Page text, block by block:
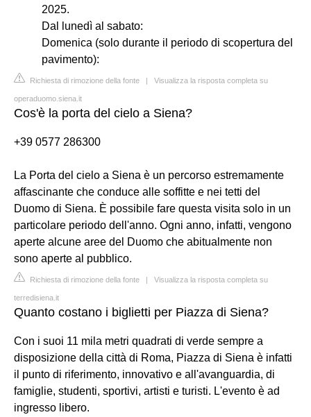
2025.
Dal lunedì al sabato:
Domenica (solo durante il periodo di scopertura del
pavimento):
Richiesta di rimozione della fonte | Visualizza la risposta completa su
operaduomo.siena.it
Cos'è la porta del cielo a Siena?
+39 0577 286300
La Porta del cielo a Siena è un percorso estremamente
affascinante che conduce alle soffitte e nei tetti del
Duomo di Siena. È possibile fare questa visita solo in un
particolare periodo dell'anno. Ogni anno, infatti, vengono
aperte alcune aree del Duomo che abitualmente non
sono aperte al pubblico.
Richiesta di rimozione della fonte | Visualizza la risposta completa su
terredisiena.it
Quanto costano i biglietti per Piazza di Siena?
Con i suoi 11 mila metri quadrati di verde sempre a
disposizione della città di Roma, Piazza di Siena è infatti
il punto di riferimento, innovativo e all'avanguardia, di
famiglie, studenti, sportivi, artisti e turisti. L'evento è ad
ingresso libero.